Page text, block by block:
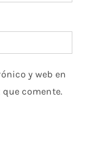
y web en
comente.